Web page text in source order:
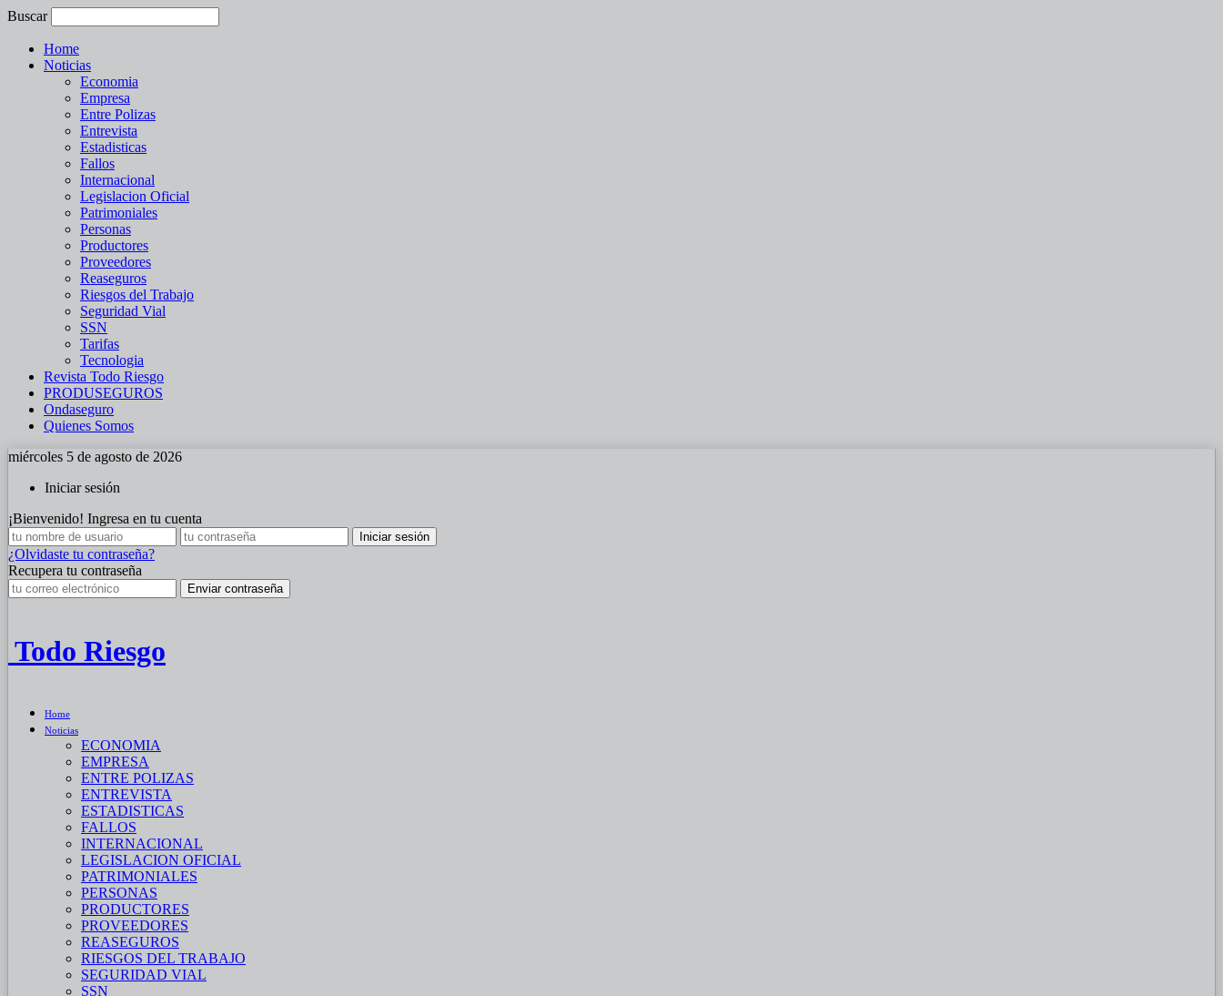
Buscar
Home
Noticias
Economia
Empresa
Entre Polizas
Entrevista
Estadisticas
Fallos
Internacional
Legislacion Oficial
Patrimoniales
Personas
Productores
Proveedores
Reaseguros
Riesgos del Trabajo
Seguridad Vial
SSN
Tarifas
Tecnologia
Revista Todo Riesgo
PRODUSEGUROS
Ondaseguro
Quienes Somos
miércoles 5 de agosto de 2026
Iniciar sesión
¡Bienvenido! Ingresa en tu cuenta
¿Olvidaste tu contraseña?
Recupera tu contraseña
Todo Riesgo
Home
Noticias
ECONOMIA
EMPRESA
ENTRE POLIZAS
ENTREVISTA
ESTADISTICAS
FALLOS
INTERNACIONAL
LEGISLACION OFICIAL
PATRIMONIALES
PERSONAS
PRODUCTORES
PROVEEDORES
REASEGUROS
RIESGOS DEL TRABAJO
SEGURIDAD VIAL
SSN